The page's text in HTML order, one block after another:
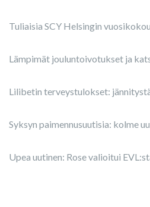
Tuliaisia SCY Helsingin
Lämpimät jouluntoivotukset ja
Lilibetin terveystulokset:
Syksyn paimennusuutisia: kolme
Upea uutinen: Rose valioitui